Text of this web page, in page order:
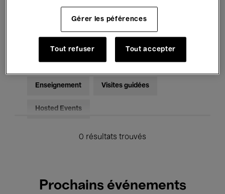
Musique électronique
Pour tous Kids’ Palace
Enseignement Visites guidées
Hosted Events
0 résultats trouvés
Prochains événements
Gérer les péférences
Tout refuser Tout accepter